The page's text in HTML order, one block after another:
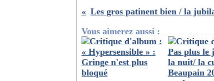
Vous aimerez aussi :